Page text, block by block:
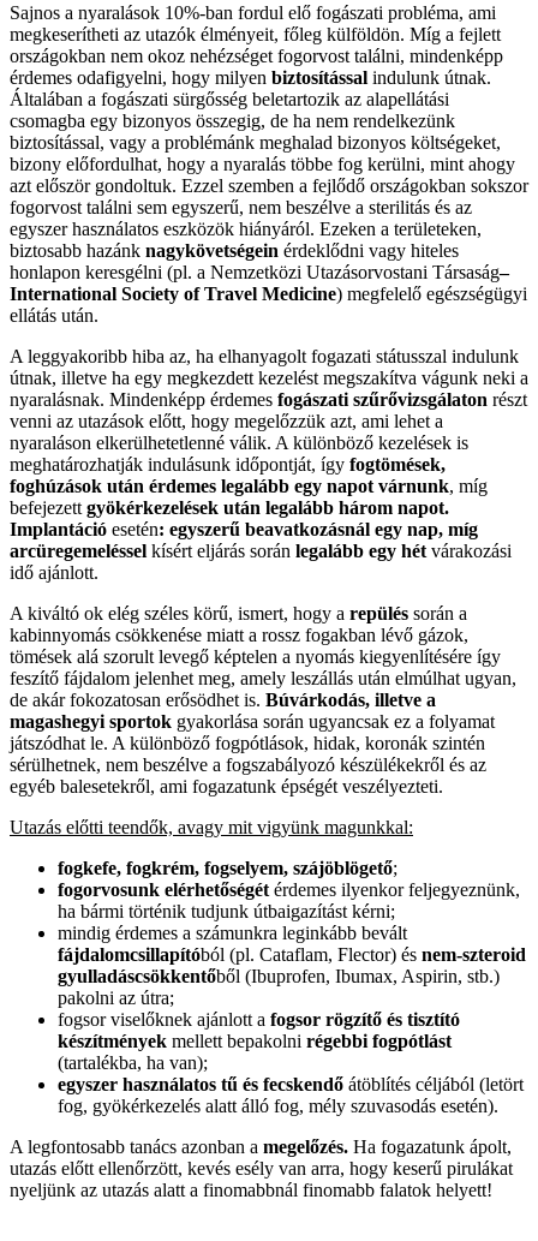
Sajnos a nyaralások 10%-ban fordul elő fogászati probléma, ami
megkeserítheti az utazók élményeit, főleg külföldön. Míg a fejlett
országokban nem okoz nehézséget fogorvost találni, mindenképp
érdemes odafigyelni, hogy milyen biztosítással indulunk útnak.
Általában a fogászati sürgősség beletartozik az alapellátási
csomagba egy bizonyos összegig, de ha nem rendelkezünk
biztosítással, vagy a problémánk meghalad bizonyos költségeket,
bizony előfordulhat, hogy a nyaralás többe fog kerülni, mint ahogy
azt először gondoltuk. Ezzel szemben a fejlődő országokban sokszor
fogorvost találni sem egyszerű, nem beszélve a sterilitás és az
egyszer használatos eszközök hiányáról. Ezeken a területeken,
biztosabb hazánk nagykövetségein érdeklődni vagy hiteles
honlapon keresgélni (pl. a Nemzetközi Utazásorvostani Társaság–
International Society of Travel Medicine) megfelelő egészségügyi
ellátás után.
A leggyakoribb hiba az, ha elhanyagolt fogazati státusszal indulunk
útnak, illetve ha egy megkezdett kezelést megszakítva vágunk neki a
nyaralásnak. Mindenképp érdemes fogászati szűrővizsgálaton részt
venni az utazások előtt, hogy megelőzzük azt, ami lehet a
nyaraláson elkerülhetetlenné válik. A különböző kezelések is
meghatározhatják indulásunk időpontját, így fogtömések,
foghúzások után érdemes legalább egy napot várnunk, míg
befejezett gyökérkezelések után legalább három napot.
Implantáció esetén: egyszerű beavatkozásnál egy nap, míg
arcüregemeléssel kísért eljárás során legalább egy hét várakozási
idő ajánlott.
A kiváltó ok elég széles körű, ismert, hogy a repülés során a
kabinnyomás csökkenése miatt a rossz fogakban lévő gázok,
tömések alá szorult levegő képtelen a nyomás kiegyenlítésére így
feszítő fájdalom jelenhet meg, amely leszállás után elmúlhat ugyan,
de akár fokozatosan erősödhet is. Búvárkodás, illetve a
magashegyi sportok gyakorlása során ugyancsak ez a folyamat
játszódhat le. A különböző fogpótlások, hidak, koronák szintén
sérülhetnek, nem beszélve a fogszabályozó készülékekről és az
egyéb balesetekről, ami fogazatunk épségét veszélyezteti.
Utazás előtti teendők, avagy mit vigyünk magunkkal:
fogkefe, fogkrém, fogselyem, szájöblögető;
fogorvosunk elérhetőségét érdemes ilyenkor feljegyeznünk,
ha bármi történik tudjunk útbaigazítást kérni;
mindig érdemes a számunkra leginkább bevált
fájdalomcsillapítóból (pl. Cataflam, Flector) és nem-szteroid
gyulladáscsökkentőből (Ibuprofen, Ibumax, Aspirin, stb.)
pakolni az útra;
fogsor viselőknek ajánlott a fogsor rögzítő és tisztító
készítmények mellett bepakolni régebbi fogpótlást
(tartalékba, ha van);
egyszer használatos tű és fecskendő átöblítés céljából (letört
fog, gyökérkezelés alatt álló fog, mély szuvasodás esetén).
A legfontosabb tanács azonban a megelőzés. Ha fogazatunk ápolt,
utazás előtt ellenőrzött, kevés esély van arra, hogy keserű pirulákat
nyeljünk az utazás alatt a finomabbnál finomabb falatok helyett!